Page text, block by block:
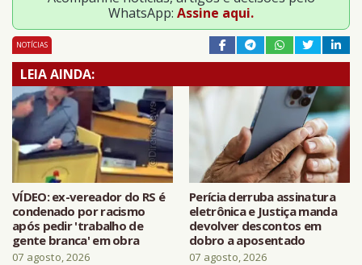
WhatsApp: Assine aqui.
NOTÍCIAS
LEIA AINDA:
VÍDEO: ex-vereador do RS é
condenado por racismo
após pedir 'trabalho de
gente branca' em obra
07 agosto, 2026
Perícia derruba assinatura
eletrônica e Justiça manda
devolver descontos em
dobro a aposentado
07 agosto, 2026